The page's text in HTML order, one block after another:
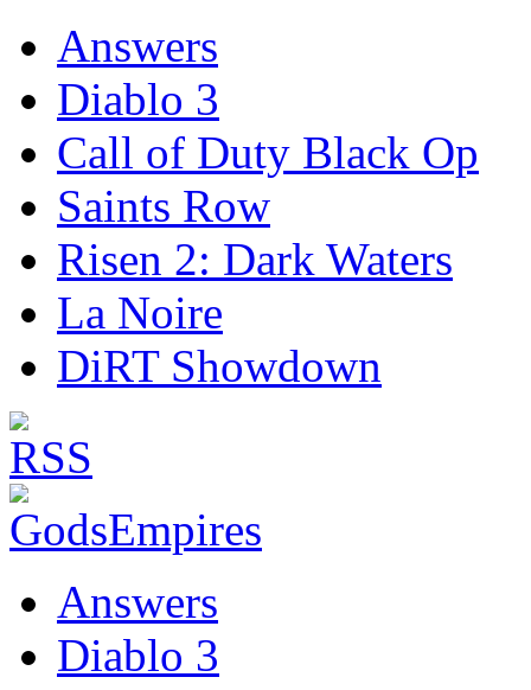
Answers
Diablo 3
Call of Duty Black Op
Saints Row
Risen 2: Dark Waters
La Noire
DiRT Showdown
Answers
Diablo 3